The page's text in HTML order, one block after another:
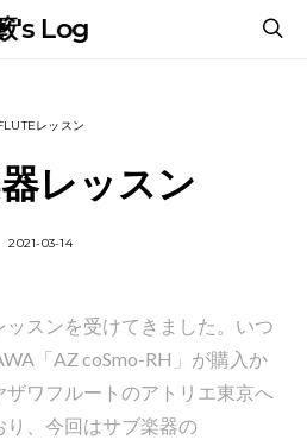
's Log
レッスン
レッスン
2021-03-14
スンを受けてきました。いつ
「AZ coSmo-RH」が購入か
ザワフルートのアトリエ東京へ
り、今回はサブ楽器の